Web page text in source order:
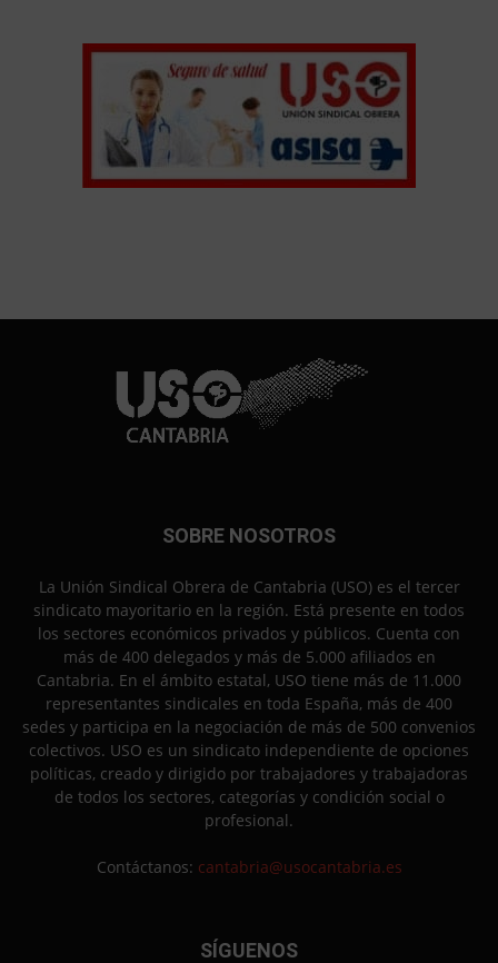
SOBRE NOSOTROS
La Unión Sindical Obrera de Cantabria (USO) es el tercer
sindicato mayoritario en la región. Está presente en todos
los sectores económicos privados y públicos. Cuenta con
más de 400 delegados y más de 5.000 afiliados en
Cantabria. En el ámbito estatal, USO tiene más de 11.000
representantes sindicales en toda España, más de 400
sedes y participa en la negociación de más de 500 convenios
colectivos. USO es un sindicato independiente de opciones
políticas, creado y dirigido por trabajadores y trabajadoras
de todos los sectores, categorías y condición social o
profesional.
Contáctanos: cantabria@usocantabria.es
SÍGUENOS